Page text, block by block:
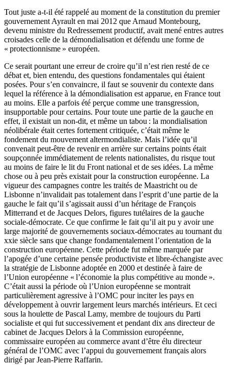
Tout juste a-t-il été rappelé au moment de la constitution du premier
gouvernement Ayrault en mai 2012 que Arnaud Montebourg,
devenu ministre du Redressement productif, avait mené entres autres
croisades celle de la démondialisation et défendu une forme de
« protectionnisme » européen.
Ce serait pourtant une erreur de croire qu’il n’est rien resté de ce
débat et, bien entendu, des questions fondamentales qui étaient
posées. Pour s’en convaincre, il faut se souvenir du contexte dans
lequel la référence à la démondialisation est apparue, en France tout
au moins. Elle a parfois été perçue comme une transgression,
insupportable pour certains. Pour toute une partie de la gauche en
effet, il existait un non-dit, et même un tabou : la mondialisation
néolibérale était certes fortement critiquée, c’était même le
fondement du mouvement altermondialiste. Mais l’idée qu’il
convenait peut-être de revenir en arrière sur certains points était
soupçonnée immédiatement de relents nationalistes, du risque tout
au moins de faire le lit du Front national et de ses idées. La même
chose ou à peu près existait pour la construction européenne. La
vigueur des campagnes contre les traités de Maastricht ou de
Lisbonne n’invalidait pas totalement dans l’esprit d’une partie de la
gauche le fait qu’il s’agissait aussi d’un héritage de François
Mitterrand et de Jacques Delors, figures tutélaires de la gauche
sociale-démocrate. Ce que confirme le fait qu’il ait pu y avoir une
large majorité de gouvernements sociaux-démocrates au tournant du
xxie siècle sans que change fondamentalement l’orientation de la
construction européenne. Cette période fut même marquée par
l’apogée d’une certaine pensée productiviste et libre-échangiste avec
la stratégie de Lisbonne adoptée en 2000 et destinée à faire de
l’Union européenne « l’économie la plus compétitive au monde ».
C’était aussi la période où l’Union européenne se montrait
particulièrement agressive à l’OMC pour inciter les pays en
développement à ouvrir largement leurs marchés intérieurs. Et ceci
sous la houlette de Pascal Lamy, membre de toujours du Parti
socialiste et qui fut successivement et pendant dix ans directeur de
cabinet de Jacques Delors à la Commission européenne,
commissaire européen au commerce avant d’être élu directeur
général de l’OMC avec l’appui du gouvernement français alors
dirigé par Jean-Pierre Raffarin.